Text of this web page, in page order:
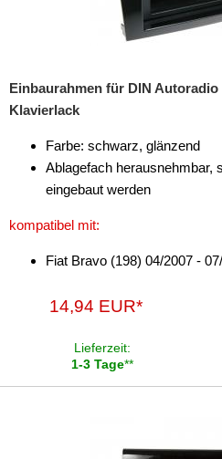
Fernbedienungen
Freisprechadapter
Frequenzweichen
Handyhalterungen
iPod
kabellos Laden
Lautsprecherkabel
Einbaurahmen für DIN Autoradio
Klavierlack
Farbe: schwarz, glänzend
Ablagefach herausnehmbar,
eingebaut werden
kompatibel mit:
Fiat Bravo (198) 04/2007 -
14,94 EUR*
Lieferzeit:
1-3 Tage**